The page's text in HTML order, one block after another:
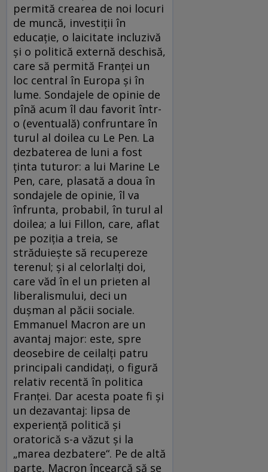
permită crearea de noi locuri
de muncă, investiţii în
educaţie, o laicitate incluzivă
şi o politică externă deschisă,
care să permită Franţei un
loc central în Europa şi în
lume. Sondajele de opinie de
pînă acum îl dau favorit într-
o (eventuală) confruntare în
turul al doilea cu Le Pen. La
dezbaterea de luni a fost
ţinta tuturor: a lui Marine Le
Pen, care, plasată a doua în
sondajele de opinie, îl va
înfrunta, probabil, în turul al
doilea; a lui Fillon, care, aflat
pe poziţia a treia, se
străduieşte să recupereze
terenul; şi al celorlalţi doi,
care văd în el un prieten al
liberalismului, deci un
duşman al păcii sociale.
Emmanuel Macron are un
avantaj major: este, spre
deosebire de ceilalţi patru
principali candidaţi, o figură
relativ recentă în politica
Franţei. Dar acesta poate fi şi
un dezavantaj: lipsa de
experienţă politică şi
oratorică s-a văzut şi la
„marea dezbatere“. Pe de altă
parte, Macron încearcă să se